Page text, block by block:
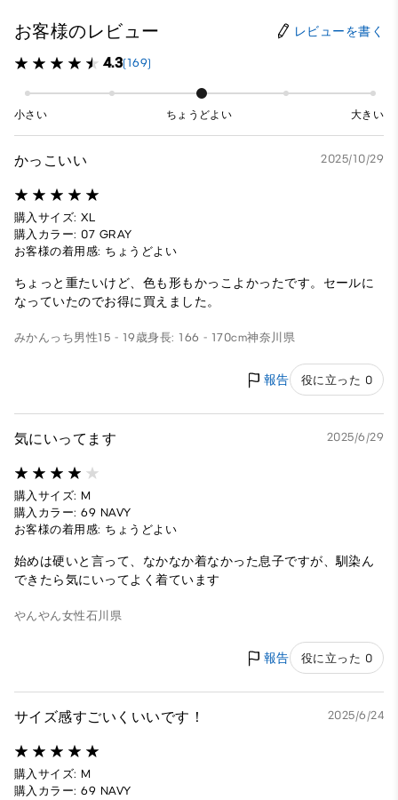
お客様のレビュー レビューを書く
4.3(169)
小さい ちょうどよい 大きい
かっこいい 2025/10/29
購入サイズ: XL
購入カラー: 07 GRAY
お客様の着用感: ちょうどよい
ちょっと重たいけど、色も形もかっこよかったです。セールに
なっていたのでお得に買えました。
みかんっち男性15 - 19歳身長: 166 - 170cm神奈川県
報告 役に立った 0
気にいってます 2025/6/29
購入サイズ: M
購入カラー: 69 NAVY
お客様の着用感: ちょうどよい
始めは硬いと言って、なかなか着なかった息子ですが、馴染ん
できたら気にいってよく着ています
やんやん女性石川県
報告 役に立った 0
サイズ感すごいくいいです！ 2025/6/24
購入サイズ: M
購入カラー: 69 NAVY